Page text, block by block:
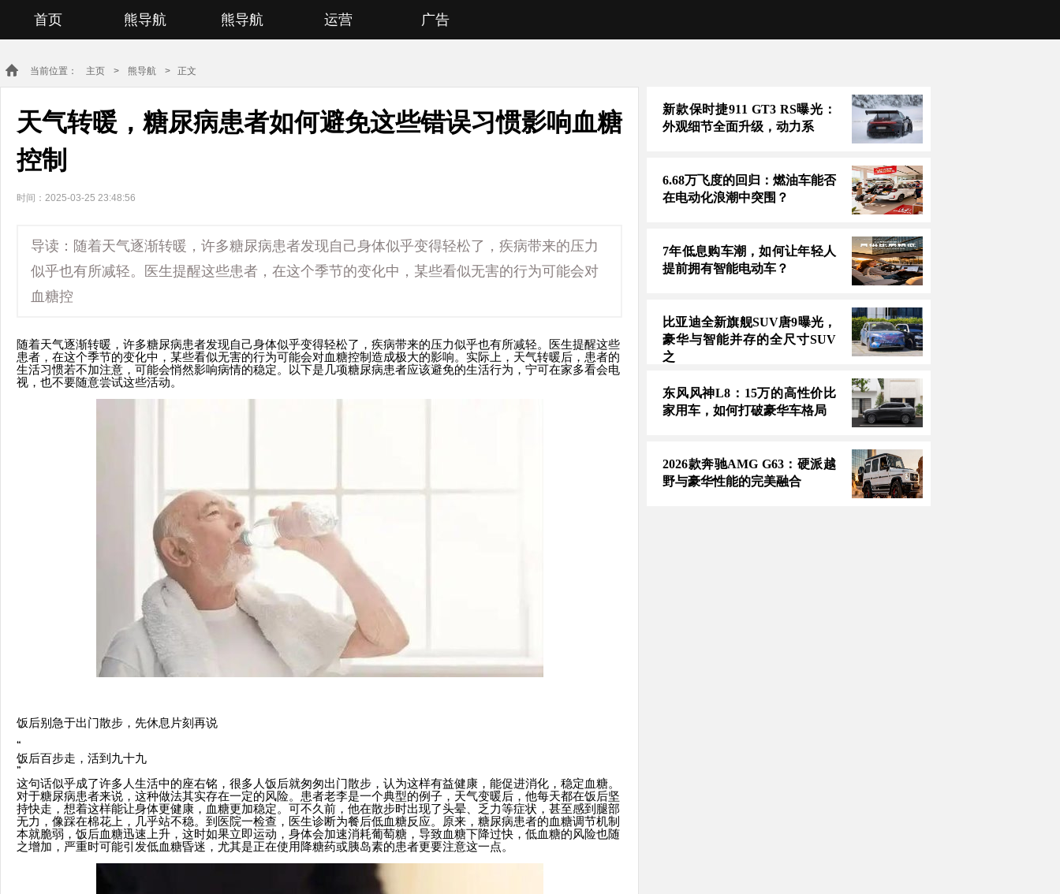
首页 熊导航 熊导航 运营 广告
当前位置： 主页 > 熊导航 > 正文
天气转暖，糖尿病患者如何避免这些错误习惯影响血糖
控制
时间：2025-03-25 23:48:56
导读：随着天气逐渐转暖，许多糖尿病患者发现自己身体似乎变得轻松了，疾病带来的压力
似乎也有所减轻。医生提醒这些患者，在这个季节的变化中，某些看似无害的行为可能会对
血糖控
随着天气逐渐转暖，许多糖尿病患者发现自己身体似乎变得轻松了，疾病带来的压力似乎也有所减轻。医生提醒这些
患者，在这个季节的变化中，某些看似无害的行为可能会对血糖控制造成极大的影响。实际上，天气转暖后，患者的
生活习惯若不加注意，可能会悄然影响病情的稳定。以下是几项糖尿病患者应该避免的生活行为，宁可在家多看会电
视，也不要随意尝试这些活动。
饭后别急于出门散步，先休息片刻再说
“
饭后百步走，活到九十九
”
这句话似乎成了许多人生活中的座右铭，很多人饭后就匆匆出门散步，认为这样有益健康，能促进消化，稳定血糖。
对于糖尿病患者来说，这种做法其实存在一定的风险。患者老李是一个典型的例子，天气变暖后，他每天都在饭后坚
持快走，想着这样能让身体更健康，血糖更加稳定。可不久前，他在散步时出现了头晕、乏力等症状，甚至感到腿部
无力，像踩在棉花上，几乎站不稳。到医院一检查，医生诊断为餐后低血糖反应。原来，糖尿病患者的血糖调节机制
本就脆弱，饭后血糖迅速上升，这时如果立即运动，身体会加速消耗葡萄糖，导致血糖下降过快，低血糖的风险也随
之增加，严重时可能引发低血糖昏迷，尤其是正在使用降糖药或胰岛素的患者更要注意这一点。
新款保时捷911 GT3 RS曝光：
外观细节全面升级，动力系
6.68万飞度的回归：燃油车能否
在电动化浪潮中突围？
7年低息购车潮，如何让年轻人
提前拥有智能电动车？
比亚迪全新旗舰SUV唐9曝光，
豪华与智能并存的全尺寸SUV
之
东风风神L8：15万的高性价比
家用车，如何打破豪华车格局
2026款奔驰AMG G63：硬派越
野与豪华性能的完美融合